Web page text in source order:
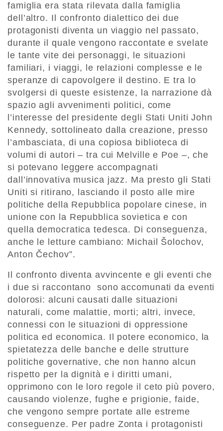
famiglia era stata rilevata dalla famiglia
dell’altro. Il confronto dialettico dei due
protagonisti diventa un viaggio nel passato,
durante il quale vengono raccontate e svelate
le tante vite dei personaggi, le situazioni
familiari, i viaggi, le relazioni complesse e le
speranze di capovolgere il destino. E tra lo
svolgersi di queste esistenze, la narrazione dà
spazio agli avvenimenti politici, come
l’interesse del presidente degli Stati Uniti John
Kennedy, sottolineato dalla creazione, presso
l’ambasciata, di una copiosa biblioteca di
volumi di autori – tra cui Melville e Poe –, che
si potevano leggere accompagnati
dall’innovativa musica jazz. Ma presto gli Stati
Uniti si ritirano, lasciando il posto alle mire
politiche della Repubblica popolare cinese, in
unione con la Repubblica sovietica e con
quella democratica tedesca. Di conseguenza,
anche le letture cambiano: Michail Šolochov,
Anton Čechov”.
Il confronto diventa avvincente e gli eventi che
i due si raccontano sono accomunati da eventi
dolorosi: alcuni causati dalle situazioni
naturali, come malattie, morti; altri, invece,
connessi con le situazioni di oppressione
politica ed economica. Il potere economico, la
spietatezza delle banche e delle strutture
politiche governative, che non hanno alcun
rispetto per la dignità e i diritti umani,
opprimono con le loro regole il ceto più povero,
causando violenze, fughe e prigionie, faide,
che vengono sempre portate alle estreme
conseguenze. Per padre Zonta i protagonisti